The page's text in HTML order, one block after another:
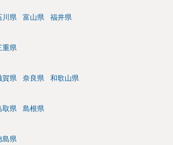
川県 富山県 福井県
重県
賀県 奈良県 和歌山県
取県 島根県
島県